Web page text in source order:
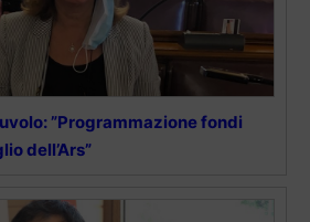
”Programmazione fondi
dell’Ars”